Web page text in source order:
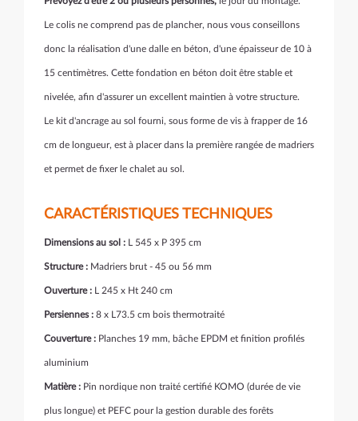
Le colis ne comprend pas de plancher, nous vous conseillons
donc la réalisation d'une dalle en béton, d'une épaisseur de 10 à
15 centimètres. Cette fondation en béton doit être stable et
nivelée, afin d'assurer un excellent maintien à votre structure.
Le kit d'ancrage au sol fourni, sous forme de vis à frapper de 16
cm de longueur, est à placer dans la première rangée de madriers
et permet de fixer le chalet au sol.
CARACTÉRISTIQUES TECHNIQUES
Dimensions au sol : L 545 x P 395 cm
Structure : Madriers brut - 45 ou 56 mm
Ouverture : L 245 x Ht 240 cm
Persiennes : 8 x L73.5 cm bois thermotraité
Couverture : Planches 19 mm, bâche EPDM et finition profilés
aluminium
Matière : Pin nordique non traité certifié KOMO (durée de vie
plus longue) et PEFC pour la gestion durable des forêts